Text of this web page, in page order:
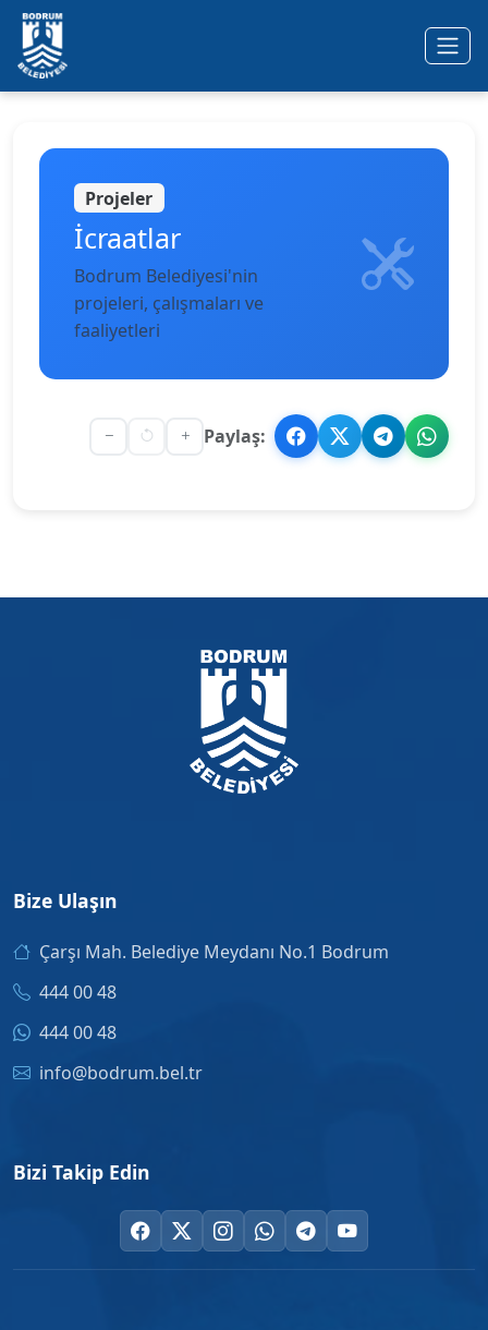
Ana içeriğe geç
Projeler
İcraatlar
Bodrum Belediyesi'nin
projeleri, çalışmaları ve
faaliyetleri
Paylaş:
Bize Ulaşın
Çarşı Mah. Belediye Meydanı No.1 Bodrum
444 00 48
444 00 48
info@bodrum.bel.tr
Bizi Takip Edin